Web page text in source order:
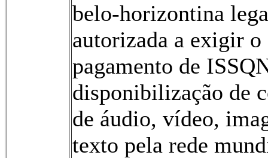
belo-horizontina
autorizada a exigir o
pagamento de
disponibilização de
de áudio, vídeo,
texto pela rede